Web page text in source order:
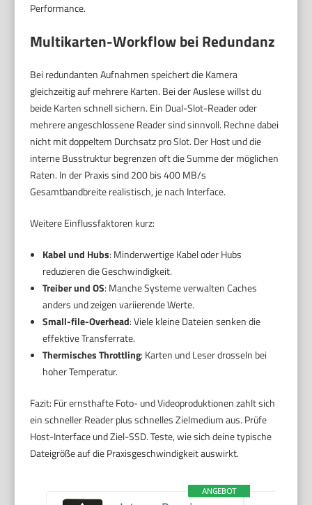
Performance.
Multikarten-Workflow bei Redundanz
Bei redundanten Aufnahmen speichert die Kamera
gleichzeitig auf mehrere Karten. Bei der Auslese willst du
beide Karten schnell sichern. Ein Dual-Slot-Reader oder
mehrere angeschlossene Reader sind sinnvoll. Rechne dabei
nicht mit doppeltem Durchsatz pro Slot. Der Host und die
interne Busstruktur begrenzen oft die Summe der möglichen
Raten. In der Praxis sind 200 bis 400 MB/s
Gesamtbandbreite realistisch, je nach Interface.
Weitere Einflussfaktoren kurz:
Kabel und Hubs: Minderwertige Kabel oder Hubs
reduzieren die Geschwindigkeit.
Treiber und OS: Manche Systeme verwalten Caches
anders und zeigen variierende Werte.
Small-file-Overhead: Viele kleine Dateien senken die
effektive Transferrate.
Thermisches Throttling: Karten und Leser drosseln bei
hoher Temperatur.
Fazit: Für ernsthafte Foto- und Videoproduktionen zahlt sich
ein schneller Reader plus schnelles Zielmedium aus. Prüfe
Host-Interface und Ziel-SSD. Teste, wie sich deine typische
Dateigröße auf die Praxisgeschwindigkeit auswirkt.
ANGEBOT